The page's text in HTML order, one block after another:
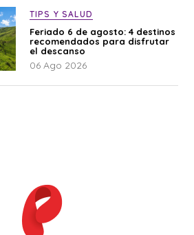
TIPS Y SALUD
Feriado 6 de agosto: 4 destinos
recomendados para disfrutar
el descanso
06 Ago 2026